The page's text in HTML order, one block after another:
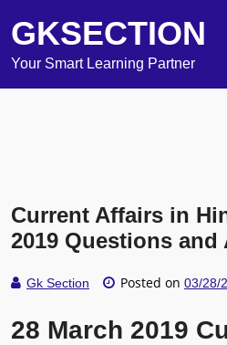
GKSECTION
Your Smart Learning Partner
Current Affairs in
2019 Questions and
Gk Section Posted on 03/28/
28 March 2019